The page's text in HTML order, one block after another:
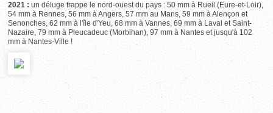
2021 : un déluge frappe le nord-ouest du pays : 50 mm à Rueil (Eure-et-Loir),
54 mm à Rennes, 56 mm à Angers, 57 mm au Mans, 59 mm à Alençon et
Senonches, 62 mm à l'île d'Yeu, 68 mm à Vannes, 69 mm à Laval et Saint-
Nazaire, 79 mm à Pleucadeuc (Morbihan), 97 mm à Nantes et jusqu'à 102
mm à Nantes-Ville !